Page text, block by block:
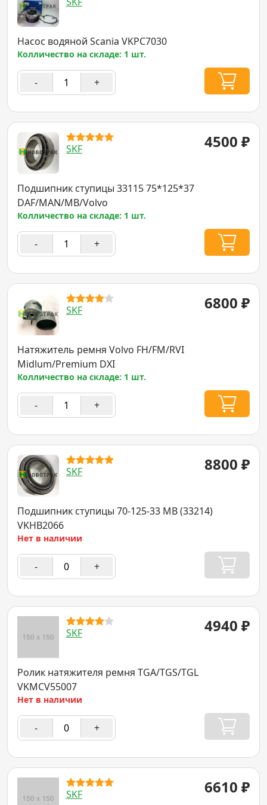
Насос водяной Scania VKPC7030
Колличество на складе: 1 шт.
- +
SKF 4500 ₽
Подшипник ступицы 33115 75*125*37
DAF/MAN/MB/Volvo
Колличество на складе: 1 шт.
- +
SKF 6800 ₽
Натяжитель ремня Volvo FH/FM/RVI
Midlum/Premium DXI
Колличество на складе: 1 шт.
- +
SKF 8800 ₽
Подшипник ступицы 70-125-33 MB (33214)
VKHB2066
Нет в наличии
- +
SKF 4940 ₽
Ролик натяжителя ремня TGA/TGS/TGL
VKMCV55007
Нет в наличии
- +
SKF 6610 ₽